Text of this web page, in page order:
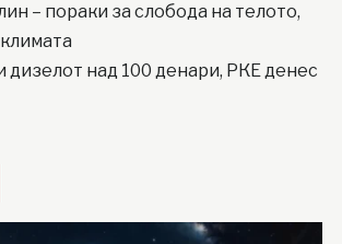
– пораки за слобода на телото,
дизелот над 100 денари, РКЕ денес